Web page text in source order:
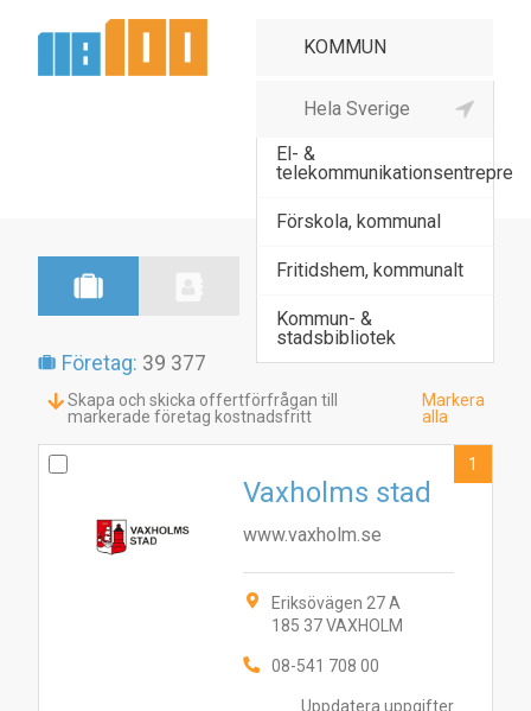
Datakommunikation
El- &
telekommunikationsentrepre
Förskola, kommunal
Fritidshem, kommunalt
Kommun- &
stadsbibliotek
Företag: 39 377
Skapa och skicka offertförfrågan till
markerade företag kostnadsfritt
Markera
alla
Uppdatera uppgifter
Vaxholms stad
www.vaxholm.se
Eriksövägen 27 A
185 37 VAXHOLM
08-541 708 00
1